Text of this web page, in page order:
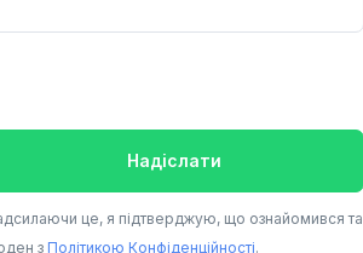
Надіслати
це, я підтверджую, що ознайомився та
з Політикою Конфіденційності.